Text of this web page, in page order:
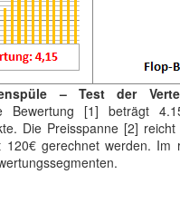
– Test der
Bewertung [1] beträgt
Die Preisspanne [2]
120€ gerechnet werden.